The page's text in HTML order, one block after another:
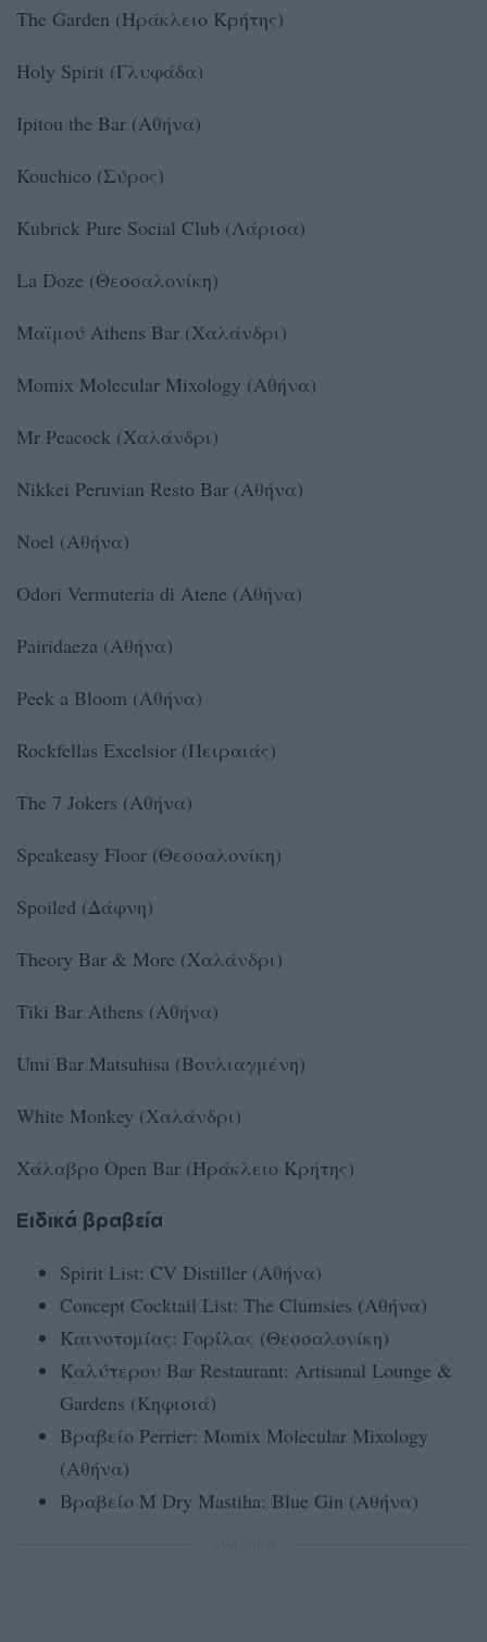
The Garden (Ηράκλειο Κρήτης)
Holy Spirit (Γλυφάδα)
Ipitou the Bar (Αθήνα)
Kouchico (Σύρος)
Kubrick Pure Social Club (Λάρισα)
La Doze (Θεσσαλονίκη)
Μαϊμού Athens Bar (Χαλάνδρι)
Momix Molecular Mixology (Αθήνα)
Mr Peacock (Χαλάνδρι)
Nikkei Peruvian Resto Bar (Αθήνα)
Noel (Αθήνα)
Odori Vermuteria di Atene (Αθήνα)
Pairidaeza (Αθήνα)
Peek a Bloom (Αθήνα)
Rockfellas Excelsior (Πειραιάς)
The 7 Jokers (Αθήνα)
Speakeasy Floor (Θεσσαλονίκη)
Spoiled (Δάφνη)
Theory Bar & More (Χαλάνδρι)
Tiki Bar Athens (Αθήνα)
Umi Bar Matsuhisa (Βουλιαγμένη)
White Monkey (Χαλάνδρι)
Χάλαβρο Open Bar (Ηράκλειο Κρήτης)
Ειδικά βραβεία
Spirit List: CV Distiller (Αθήνα)
Concept Cocktail List: The Clumsies (Αθήνα)
Καινοτομίας: Γορίλας (Θεσσαλονίκη)
Καλύτερου Bar Restaurant: Artisanal Lounge &
Gardens (Κηφισιά)
Βραβείο Perrier: Momix Molecular Mixology
(Αθήνα)
Βραβείο M Dry Mastiha: Blue Gin (Αθήνα)